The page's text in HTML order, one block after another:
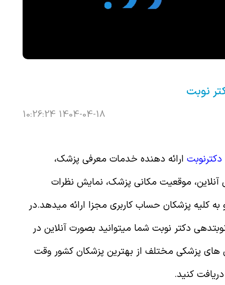
نوبت
1404-04-18 10:26:24
دکترنوبت ارائه دهنده خدمات معرفی پزشک،
آنلاین، موقعیت مکانی پزشک، نمایش نظرات
و به کلیه پزشکان حساب کاربری مجزا ارائه میدهد.در
دکتر نوبت شما میتوانید بصورت آنلاین در
پزشکی مختلف از بهترین پزشکان کشور وقت
کنید.